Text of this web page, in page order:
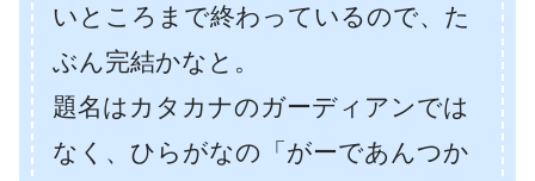
いところまで終わっているので、た
ぶん完結かなと。
題名はカタカナのガーディアンでは
なく、ひらがなの「がーであんつか